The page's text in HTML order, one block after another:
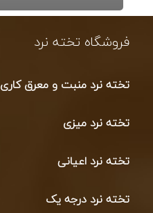
فروشگاه تخته نرد
تخته نرد منبت و معرق کاری
تخته نرد میزی
تخته نرد اعیانی
تخته نرد درجه یک